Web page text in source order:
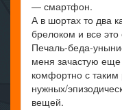
— смартфон.
А в шортах то два
брелоком и все
Печаль-беда-
меня зачастую
комфортно с
нужных/
вещей.